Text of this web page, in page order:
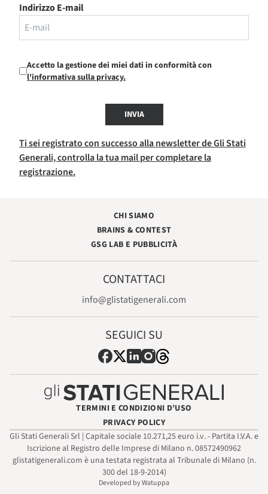
Indirizzo E-mail
Accetto la gestione dei miei dati in conformità con
l'informativa sulla privacy.
INVIA
Ti sei registrato con successo alla newsletter de Gli Stati
Generali, controlla la tua mail per completare la
registrazione.
CHI SIAMO
BRAINS & CONTEST
GSG LAB E PUBBLICITÀ
CONTATTACI
info@glistatigenerali.com
SEGUICI SU
TERMINI E CONDIZIONI D’USO
PRIVACY POLICY
Gli Stati Generali Srl | Capitale sociale 10.271,25 euro i.v. - Partita I.V.A. e
Iscrizione al Registro delle Imprese di Milano n. 08572490962
glistatigenerali.com è una testata registrata al Tribunale di Milano (n.
300 del 18-9-2014)
Developed by Watuppa